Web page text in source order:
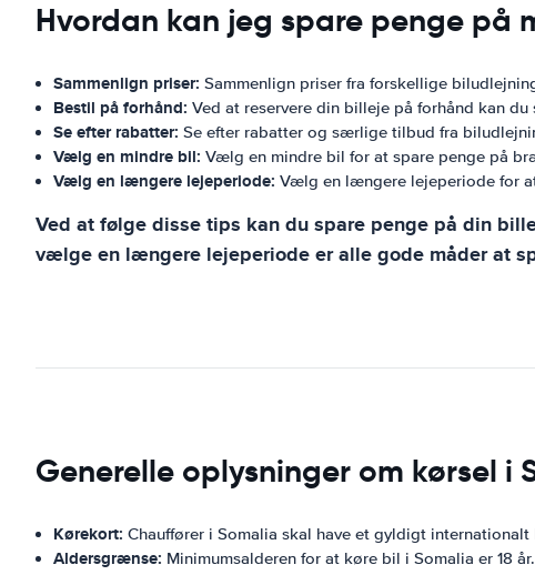
Hvordan kan jeg spare penge på
Sammenlign priser: Sammenlign priser fra forskellige
Bestil på forhånd: Ved at reservere din billeje på forhånd kan du
Se efter rabatter: Se efter rabatter og særlige tilbud fra
Vælg en mindre bil: Vælg en mindre bil for at spare penge på
Vælg en længere lejeperiode: Vælg en længere lejeperiode for
Ved at følge disse tips kan du spare penge på din
vælge en længere lejeperiode er alle gode måder at
Generelle oplysninger om kørsel i
Kørekort: Chauffører i Somalia skal have et gyldigt internationalt
Aldersgrænse: Minimumsalderen for at køre bil i Somalia er 18 år.